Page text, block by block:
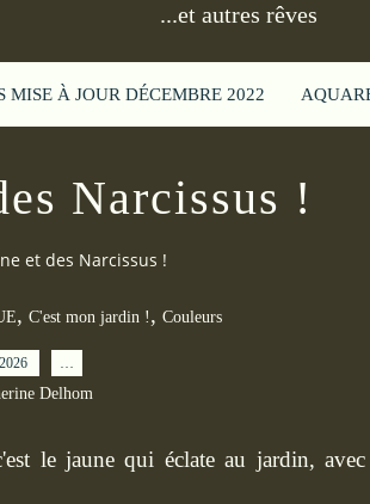
...et autres rêves
MISE À JOUR DÉCEMBRE 2022
Narcissus !
et des Narcissus !
, C'est mon jardin ! , Couleurs
Delhom
le jaune qui éclate au jardin,